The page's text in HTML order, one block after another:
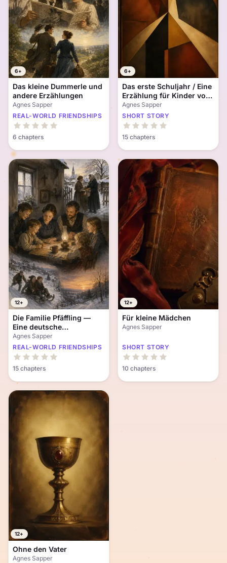
6+
Das kleine Dummerle und
andere Erzählungen
Agnes Sapper
REAL-WORLD FRIENDSHIPS
6 chapters
6+
Das erste Schuljahr / Eine
Erzählung für Kinder von
7-12 Jahren
Agnes Sapper
SHORT STORY
15 chapters
12+
Die Familie Pfäffling —
Eine deutsche
Wintergeschichte
Agnes Sapper
REAL-WORLD FRIENDSHIPS
15 chapters
12+
Für kleine Mädchen
Agnes Sapper
SHORT STORY
10 chapters
12+
Ohne den Vater
Agnes Sapper